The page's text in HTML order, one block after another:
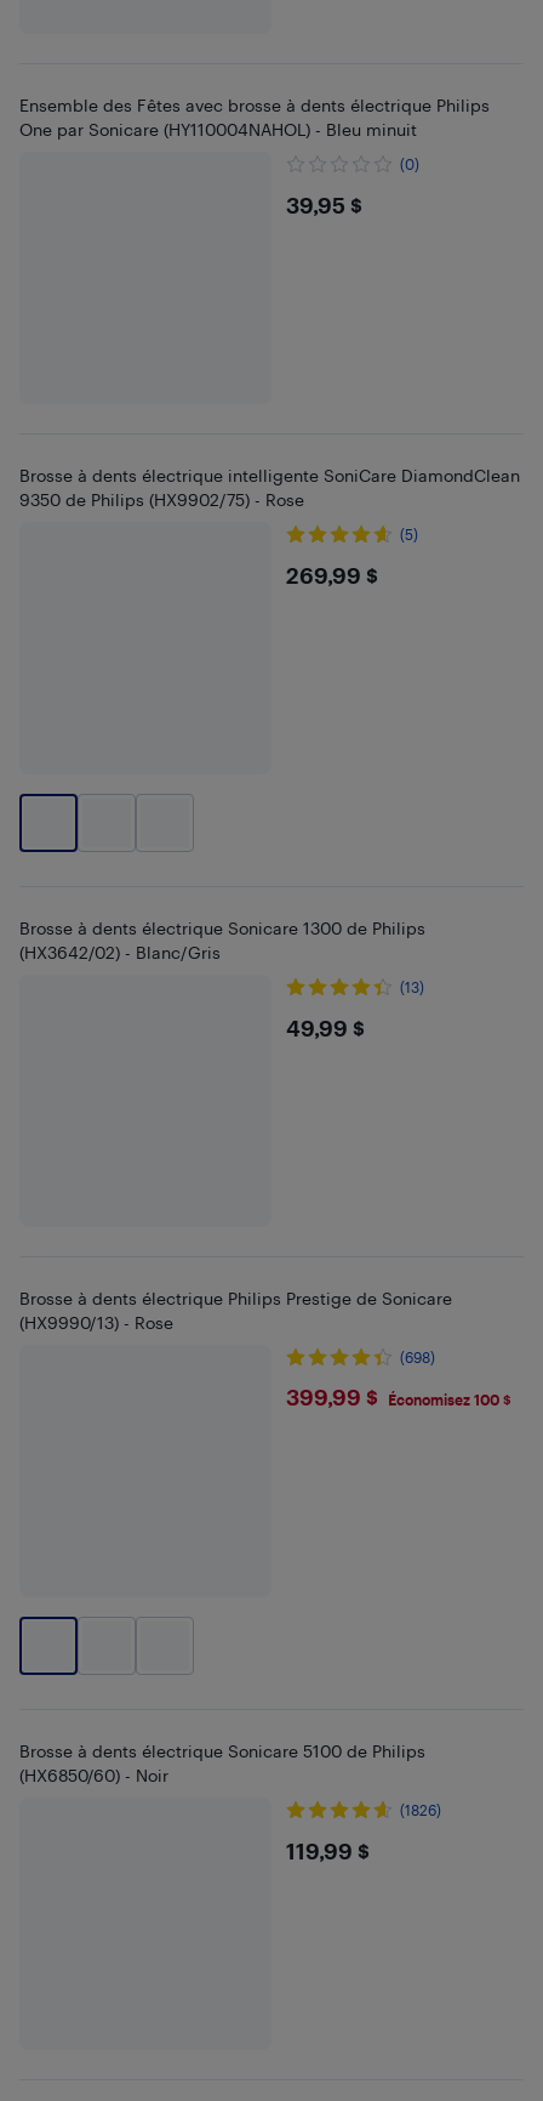
Ensemble des Fêtes avec brosse à dents électrique Philips
One par Sonicare (HY110004NAHOL) - Bleu minuit
(0)
$39.95
39,95 $
Brosse à dents électrique intelligente SoniCare DiamondClean
9350 de Philips (HX9902/75) - Rose
(5)
$269.99
269,99 $
Brosse à dents électrique Sonicare 1300 de Philips
(HX3642/02) - Blanc/Gris
(13)
$49.99
49,99 $
Brosse à dents électrique Philips Prestige de Sonicare
(HX9990/13) - Rose
(698)
$399.99
399,99 $ Économisez 100 $
Brosse à dents électrique Sonicare 5100 de Philips
(HX6850/60) - Noir
(1826)
$119.99
119,99 $